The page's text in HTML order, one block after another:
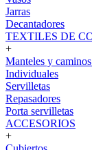
Jarras
Decantadores
TEXTILES DE
+
Manteles y caminos
Individuales
Servilletas
Repasadores
Porta servilletas
ACCESORIOS
+